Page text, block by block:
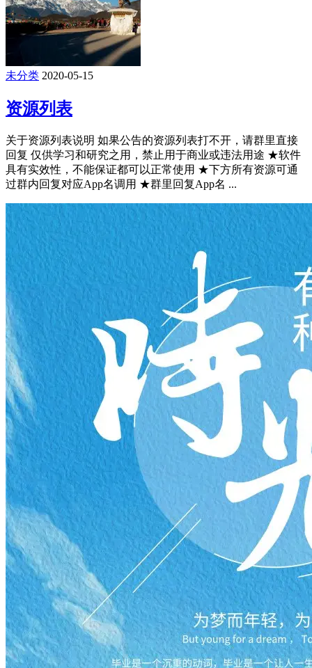
未分类 2020-05-15
资源列表
关于资源列表说明 如果公告的资源列表打不开，请群里直接
回复 仅供学习和研究之用，禁止用于商业或违法用途 ★软件
具有实效性，不能保证都可以正常使用 ★下方所有资源可通
过群内回复对应App名调用 ★群里回复App名 ...